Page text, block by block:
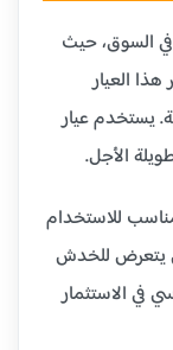
في السوق، حيث
هذا العيار
يستخدم عيار
غير مناسب للاستخدام
يتعرض للخدش
في الاستثمار